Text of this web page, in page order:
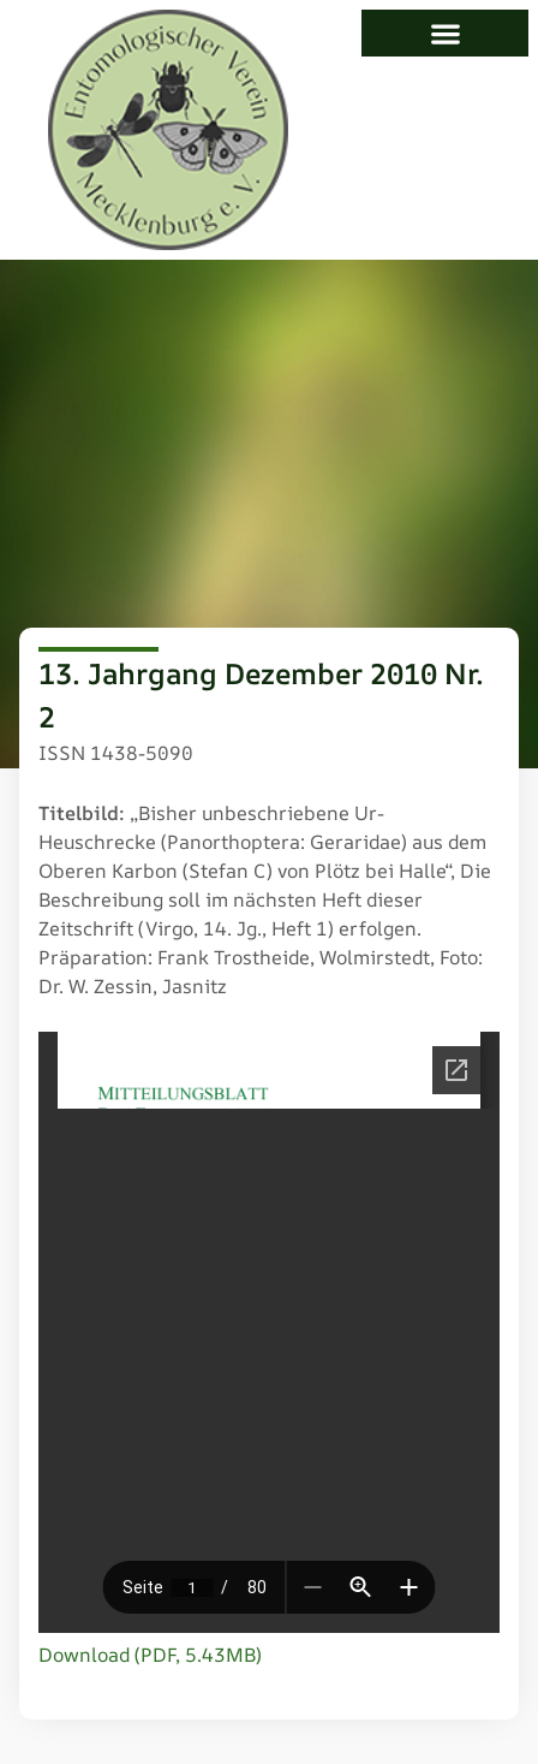
13. Jahrgang Dezember 2010 Nr.
2
ISSN 1438-5090
Titelbild: „Bisher unbeschriebene Ur-
Heuschrecke (Panorthoptera: Geraridae) aus dem
Oberen Karbon (Stefan C) von Plötz bei Halle“, Die
Beschreibung soll im nächsten Heft dieser
Zeitschrift (Virgo, 14. Jg., Heft 1) erfolgen.
Präparation: Frank Trostheide, Wolmirstedt, Foto:
Dr. W. Zessin, Jasnitz
Download (PDF, 5.43MB)